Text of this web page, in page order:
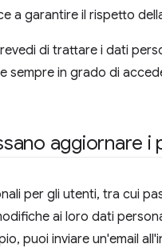
a garantire il rispetto
di trattare i dati
sempre in grado di
aggiornare i
per gli utenti, tra cui
ai loro dati
puoi inviare un'email